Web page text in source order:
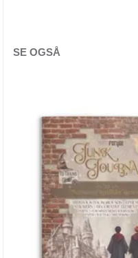
Jen Hadfield / Pebbles
Kaisercraft
Lawn Fawn
LemonCraft
Maggie Holmes
Maja Design
SE OGSÅ